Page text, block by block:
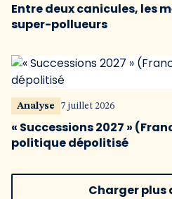
Entre deux canicules, les
super-pollueurs
Analyse 7 juillet 2026
« Successions 2027 »
politique dépolitisé
Charger